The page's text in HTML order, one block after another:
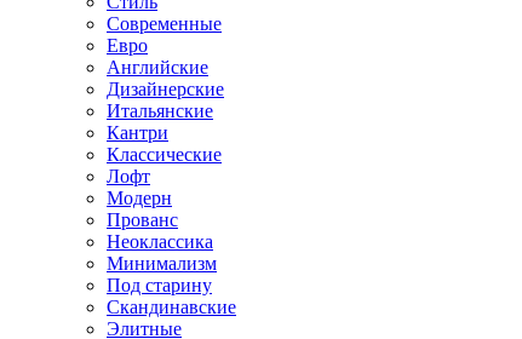
Современные
Евро
Английские
Дизайнерские
Итальянские
Кантри
Классические
Лофт
Модерн
Прованс
Неоклассика
Минимализм
Под старину
Скандинавские
Элитные